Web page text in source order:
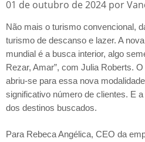
01 de outubro de 2024 por
Não mais o turismo convencional,
turismo de descanso e lazer. A
mundial é a busca interior, algo
Rezar, Amar”, com Julia Roberts.
abriu-se para essa nova
significativo número de clientes. E
dos destinos buscados.
Para Rebeca Angélica, CEO da